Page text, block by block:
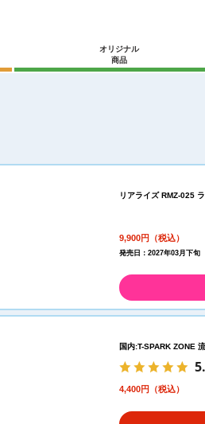
オリジナル
商品
リアライズ RMZ-025
9,900円（税込）
発売日：2027年03月下旬
国内:T-SPARK ZONE
4,400円（税込）